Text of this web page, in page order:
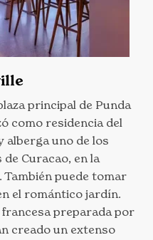
principal de Punda
como residencia del
alberga uno de los
Curacao, en la
puede tomar
el romántico jardín.
preparada por
creado un extenso